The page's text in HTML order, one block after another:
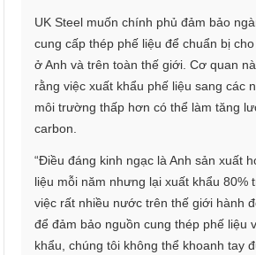
UK Steel muốn chính phủ đảm bảo
cung cấp thép phế liệu để chuẩn bị
ở Anh và trên toàn thế giới. Cơ quan
rằng việc xuất khẩu phế liệu sang các
môi trường thấp hơn có thể làm tăng
carbon.
“Điều đáng kinh ngạc là Anh sản xuất
liệu mỗi năm nhưng lại xuất khẩu 80%
việc rất nhiều nước trên thế giới hành
để đảm bảo nguồn cung thép phế liệu
khẩu, chúng tôi không thể khoanh tay